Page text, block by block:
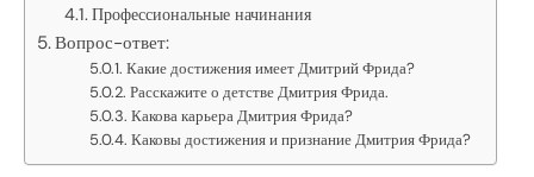
Профессиональные начинания
Вопрос-ответ:
Какие достижения имеет Дмитрий Фрида?
Расскажите о детстве Дмитрия Фрида.
Какова карьера Дмитрия Фрида?
Каковы достижения и признание Дмитрия Фрида?